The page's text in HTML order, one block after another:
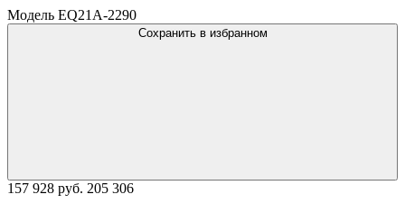
Модель EQ21A-2290
Сохранить в избранном
157 928 руб. 205 306